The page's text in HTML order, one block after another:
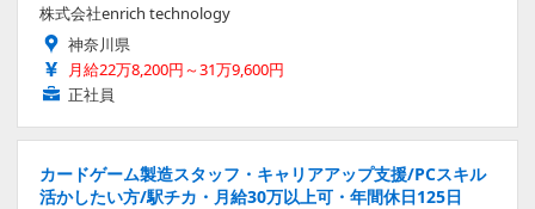
株式会社enrich technology
神奈川県
月給22万8,200円～31万9,600円
正社員
カードゲーム製造スタッフ・キャリアアップ支援/PCスキル
活かしたい方/駅チカ・月給30万以上可・年間休日125日